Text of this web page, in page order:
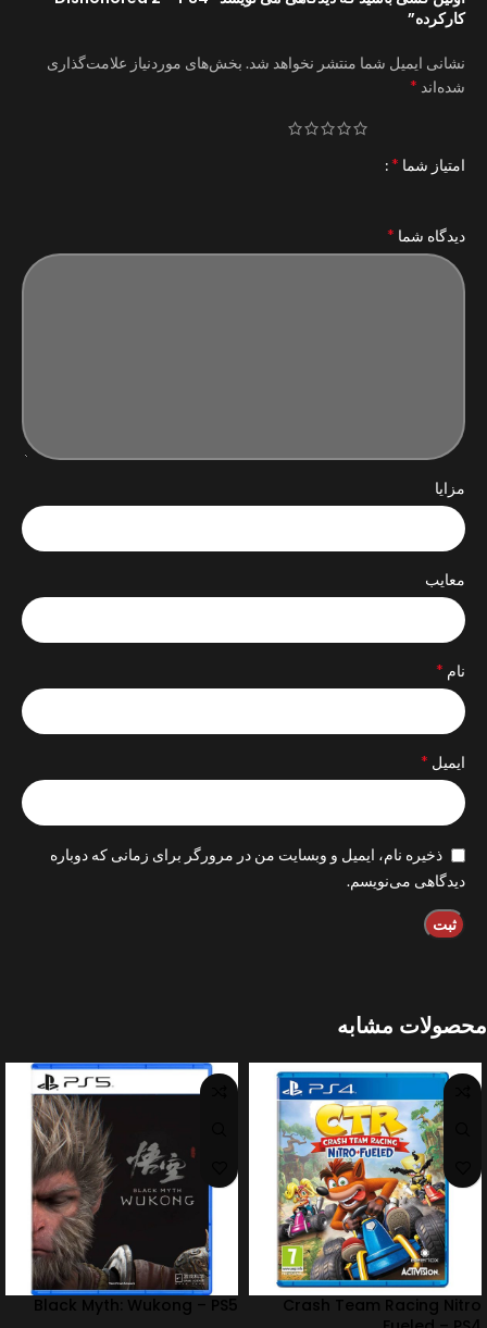
کارکرده”
نشانی ایمیل شما منتشر نخواهد شد. بخش‌های موردنیاز علامت‌گذاری
شده‌اند *
امتیاز شما *
دیدگاه شما *
مزایا
معایب
نام *
ایمیل *
ذخیره نام، ایمیل و وبسایت من در مرورگر برای زمانی که دوباره
دیدگاهی می‌نویسم.
محصولات مشابه
Crash Team Racing Nitro
Black Myth: Wukong – PS5